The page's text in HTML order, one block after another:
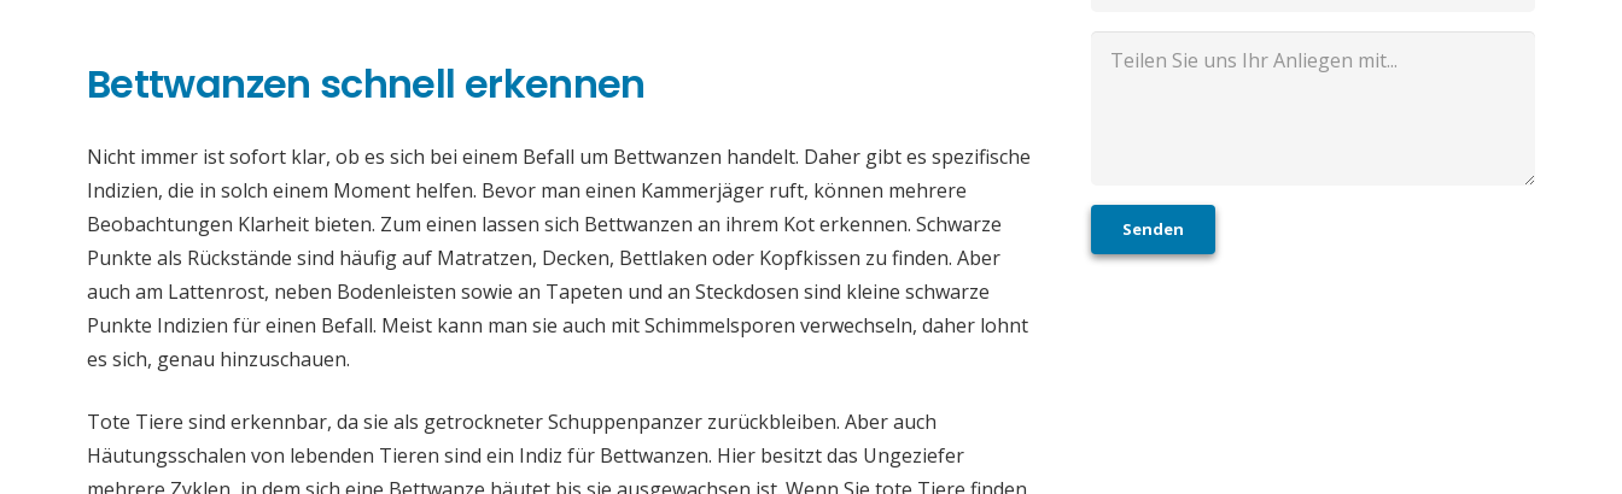
Bettwanzen schnell erkennen
Nicht immer ist sofort klar, ob es sich bei einem Befall um Bettwanzen handelt. Daher gibt es spezifische
Indizien, die in solch einem Moment helfen. Bevor man einen Kammerjäger ruft, können mehrere
Beobachtungen Klarheit bieten. Zum einen lassen sich Bettwanzen an ihrem Kot erkennen. Schwarze
Punkte als Rückstände sind häufig auf Matratzen, Decken, Bettlaken oder Kopfkissen zu finden. Aber
auch am Lattenrost, neben Bodenleisten sowie an Tapeten und an Steckdosen sind kleine schwarze
Punkte Indizien für einen Befall. Meist kann man sie auch mit Schimmelsporen verwechseln, daher lohnt
es sich, genau hinzuschauen.
Tote Tiere sind erkennbar, da sie als getrockneter Schuppenpanzer zurückbleiben. Aber auch
Häutungsschalen von lebenden Tieren sind ein Indiz für Bettwanzen. Hier besitzt das Ungeziefer
mehrere Zyklen, in dem sich eine Bettwanze häutet bis sie ausgewachsen ist. Wenn Sie tote Tiere finden,
Senden